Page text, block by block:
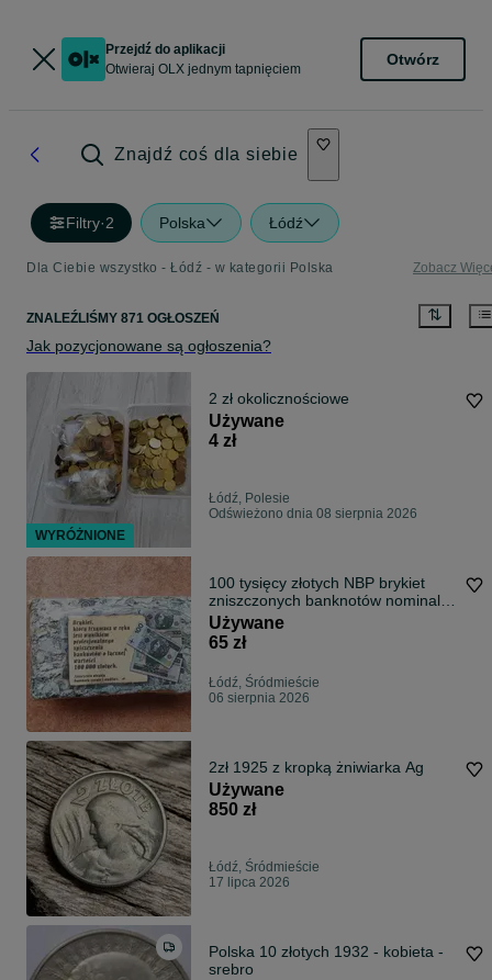
Przejdź do aplikacji
Otwieraj OLX jednym tapnięciem
Otwórz
Znajdź coś dla siebie
Filtry·2 Polska Łódź
Dla Ciebie wszystko - Łódź - w kategorii Polska Zobacz
ZNALEŹLIŚMY 871 OGŁOSZEŃ
Jak pozycjonowane są ogłoszenia?
2 zł okolicznościowe
Używane
4 zł
Łódź, Polesie
Odświeżono dnia 08 sierpnia 2026
100 tysięcy złotych NBP brykiet
zniszczonych banknotów nominale
100PLN
Używane
65 zł
Łódź, Śródmieście
06 sierpnia 2026
2zł 1925 z kropką żniwiarka Ag
Używane
850 zł
Łódź, Śródmieście
17 lipca 2026
Polska 10 złotych 1932 - kobieta -
srebro
WYRÓŻNIONE